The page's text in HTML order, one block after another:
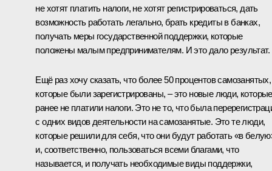
не хотят платить налоги, не хотят регистрироваться, дать
возможность работать легально, брать кредиты в банках,
получать меры государственной поддержки, которые
положены малым предпринимателям. И это дало результат.
Ещё раз хочу сказать, что более 50 процентов самозанятых,
которые были зарегистрированы, – это новые люди, которые
ранее не платили налоги. Это не то, что была
с одних видов деятельности на самозанятые. Это те люди,
которые решили для себя, что они будут работать «в
и, соответственно, пользоваться всеми благами, что
называется, и получать необходимые виды поддержки,